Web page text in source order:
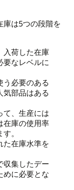
庫は5つの段階を
入荷した在庫
要なレベルに
う必要のある
気部品はある
て、生産には
在庫の使用率
。
た在庫水準を
収集したデー
めに必要とな